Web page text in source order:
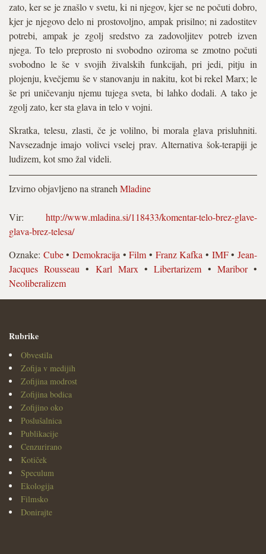
zato, ker se je znašlo v svetu, ki ni njegov, kjer se ne počuti dobro,
kjer je njegovo delo ni prostovoljno, ampak prisilno; ni zadostitev
potrebi, ampak je zgolj sredstvo za zadovoljitev potreb izven
njega. To telo preprosto ni svobodno oziroma se zmotno počuti
svobodno le še v svojih živalskih funkcijah, pri jedi, pitju in
plojenju, kvečjemu še v stanovanju in nakitu, kot bi rekel Marx; le
še pri uničevanju njemu tujega sveta, bi lahko dodali. A tako je
zgolj zato, ker sta glava in telo v vojni.
Skratka, telesu, zlasti, če je volilno, bi morala glava prisluhniti.
Navsezadnje imajo volivci vselej prav. Alternativa šok-terapiji je
ludizem, kot smo žal videli.
Izvirno objavljeno na straneh Mladine
Vir: http://www.mladina.si/118433/komentar-telo-brez-glave-
glava-brez-telesa/
Oznake: Cube•Demokracija •Film • Franz Kafka • IMF•Jean-
Jacques Rousseau • Karl Marx •Libertarizem • Maribor•
Neoliberalizem
Rubrike
Obvestila
Zofija v medijih
Zofijina modrost
Zofijina bodica
Zofijino oko
Poslušalnica
Publikacije
Cenzurirano
Kotiček
Speculum
Ekologija
Filmsko
Donirajte